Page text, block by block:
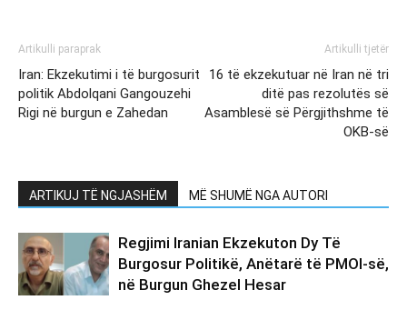
Artikulli paraprak
Iran: Ekzekutimi i të burgosurit
politik Abdolqani Gangouzehi
Rigi në burgun e Zahedan
Artikulli tjetër
16 të ekzekutuar në Iran në tri
ditë pas rezolutës së
Asamblesë së Përgjithshme të
OKB-së
ARTIKUJ TË NGJASHËM MË SHUMË NGA AUTORI
Regjimi Iranian Ekzekuton Dy Të
Burgosur Politikë, Anëtarë të PMOI-së,
në Burgun Ghezel Hesar